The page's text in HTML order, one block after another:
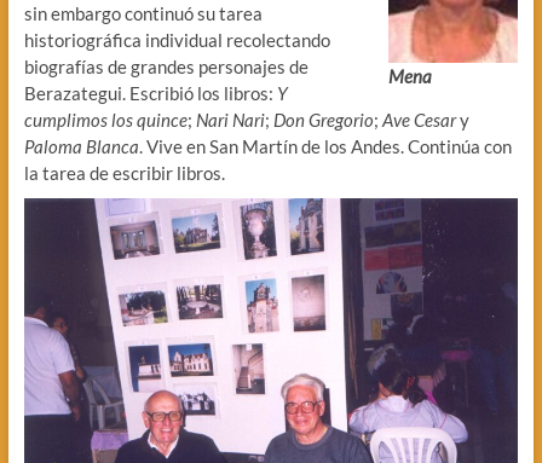
Mena
sin embargo continuó su tarea
historiográfica individual recolectando
biografías de grandes personajes de
Berazategui. Escribió los libros: Y
cumplimos los quince; Nari Nari; Don Gregorio; Ave Cesary
Paloma Blanca. Vive en San Martín de los Andes. Continúa con
la tarea de escribir libros.